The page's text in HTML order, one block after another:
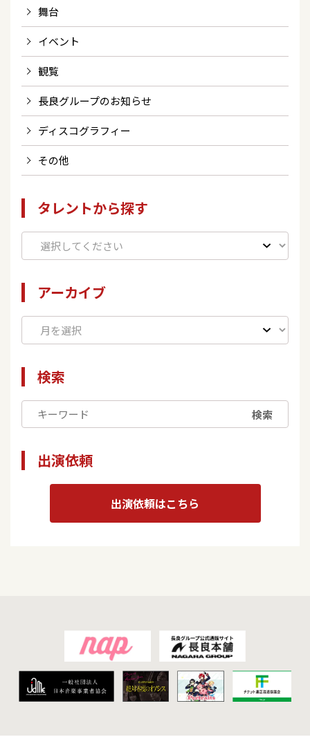
舞台
イベント
観覧
長良グループのお知らせ
ディスコグラフィー
その他
タレントから探す
アーカイブ
検索
検索
出演依頼
出演依頼はこちら